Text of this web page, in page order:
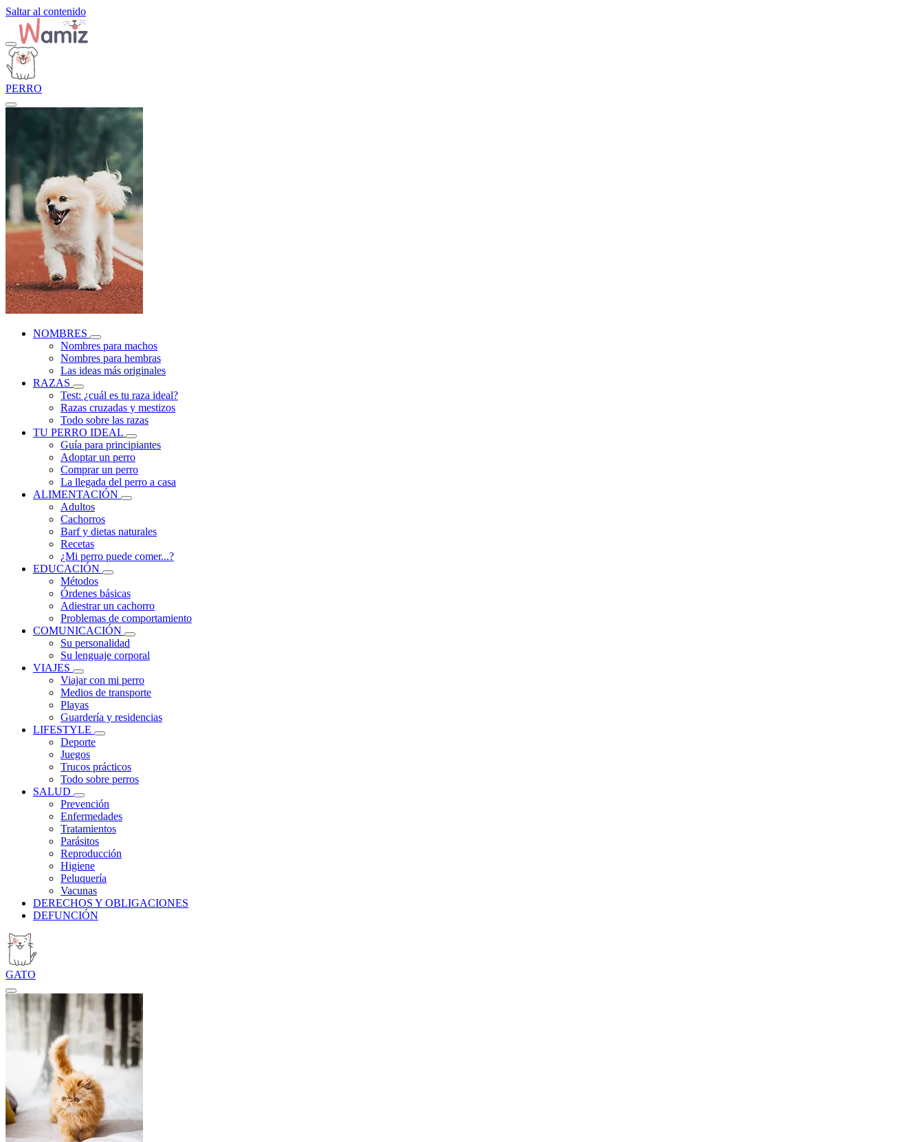
Saltar al contenido
PERRO
NOMBRES
Nombres para machos
Nombres para hembras
Las ideas más originales
RAZAS
Test: ¿cuál es tu raza ideal?
Razas cruzadas y mestizos
Todo sobre las razas
TU PERRO IDEAL
Guía para principiantes
Adoptar un perro
Comprar un perro
La llegada del perro a casa
ALIMENTACIÓN
Adultos
Cachorros
Barf y dietas naturales
Recetas
¿Mi perro puede comer...?
EDUCACIÓN
Métodos
Órdenes básicas
Adiestrar un cachorro
Problemas de comportamiento
COMUNICACIÓN
Su personalidad
Su lenguaje corporal
VIAJES
Viajar con mi perro
Medios de transporte
Playas
Guardería y residencias
LIFESTYLE
Deporte
Juegos
Trucos prácticos
Todo sobre perros
SALUD
Prevención
Enfermedades
Tratamientos
Parásitos
Reproducción
Higiene
Peluquería
Vacunas
DERECHOS Y OBLIGACIONES
DEFUNCIÓN
GATO